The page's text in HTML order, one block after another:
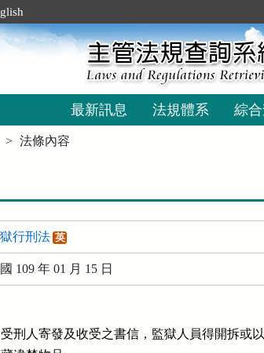
最新訊息 法規體系 綜
法條內容
行刑法 英
109 年 01 月 15 日
受刑人寄發及收受之書信，監獄人員得開拆或